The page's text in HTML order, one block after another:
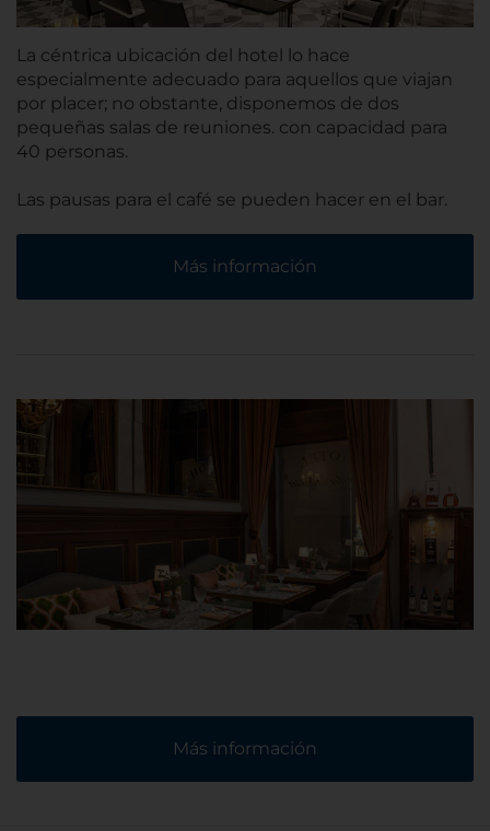
La céntrica ubicación del hotel lo hace
especialmente adecuado para aquellos que viajan
por placer; no obstante, disponemos de dos
pequeñas salas de reuniones. con capacidad para
40 personas.
Las pausas para el café se pueden hacer en el bar.
Más información
Más información